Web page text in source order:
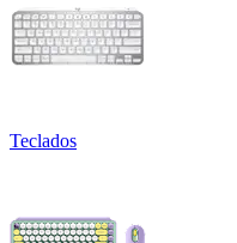
Teclados